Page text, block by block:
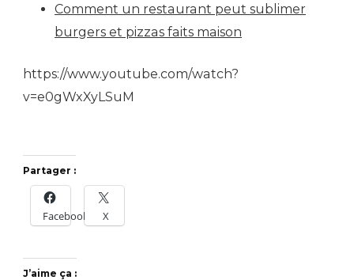
Comment un restaurant peut sublimer
burgers et pizzas faits maison
https://www.youtube.com/watch?
v=e0gWxXyLSuM
Partager :
Facebook X
J’aime ça :